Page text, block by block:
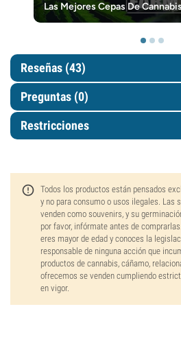
Las Mejores Cepas De
Reseñas (43)
Preguntas (0)
Restricciones
Todos los productos están pensados
y no para consumo o usos ilegales. Las
venden como souvenirs, y su
por favor, infórmate antes de
eres mayor de edad y conoces la
responsable de ninguna acción que
productos de cannabis, cáñamo,
ofrecemos se venden cumpliendo
en vigor.